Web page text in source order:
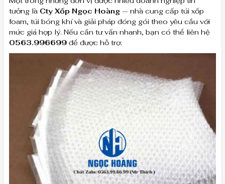
tưởng là Cty Xốp Ngọc Hoàng — nhà cung cấp túi xốp
foam, túi bóng khí và giải pháp đóng gói theo yêu cầu với
mức giá hợp lý. Nếu cần tư vấn nhanh, bạn có thể liên hệ
0563.996699 để được hỗ trợ.